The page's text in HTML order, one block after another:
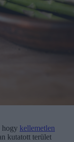
hogy kellemetlen
kutatott terület